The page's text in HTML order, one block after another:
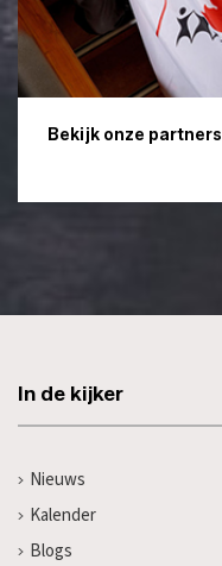
Bekijk onze partners
In de kijker
Nieuws
Kalender
Blogs